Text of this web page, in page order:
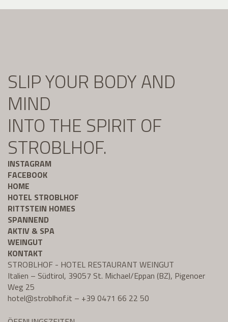
SLIP YOUR BODY AND
MIND
INTO THE SPIRIT OF
STROBLHOF.
INSTAGRAM
FACEBOOK
HOME
HOTEL STROBLHOF
RITTSTEIN HOMES
SPANNEND
AKTIV & SPA
WEINGUT
KONTAKT
STROBLHOF - HOTEL RESTAURANT WEINGUT
Italien – Südtirol, 39057 St. Michael/Eppan (BZ), Pigenoer
Weg 25
hotel@stroblhof.it – +39 0471 66 22 50